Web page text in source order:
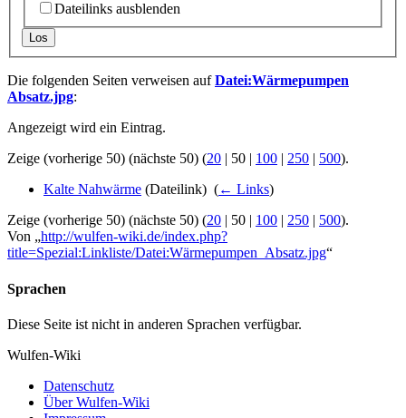
Dateilinks ausblenden
Los
Die folgenden Seiten verweisen aufDatei:Wärmepumpen
Absatz.jpg:
Angezeigt wird ein Eintrag.
Zeige (vorherige 50) (nächste 50) (20 | 50 | 100 | 250 | 500).
Kalte Nahwärme (Dateilink) ‎ (← Links)
Zeige (vorherige 50) (nächste 50) (20 | 50 | 100 | 250 | 500).
Von „http://wulfen-wiki.de/index.php?
title=Spezial:Linkliste/Datei:Wärmepumpen_Absatz.jpg“
Sprachen
Diese Seite ist nicht in anderen Sprachen verfügbar.
Wulfen-Wiki
Datenschutz
Über Wulfen-Wiki